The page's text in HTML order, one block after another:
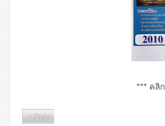
*** คลิ
< Prev